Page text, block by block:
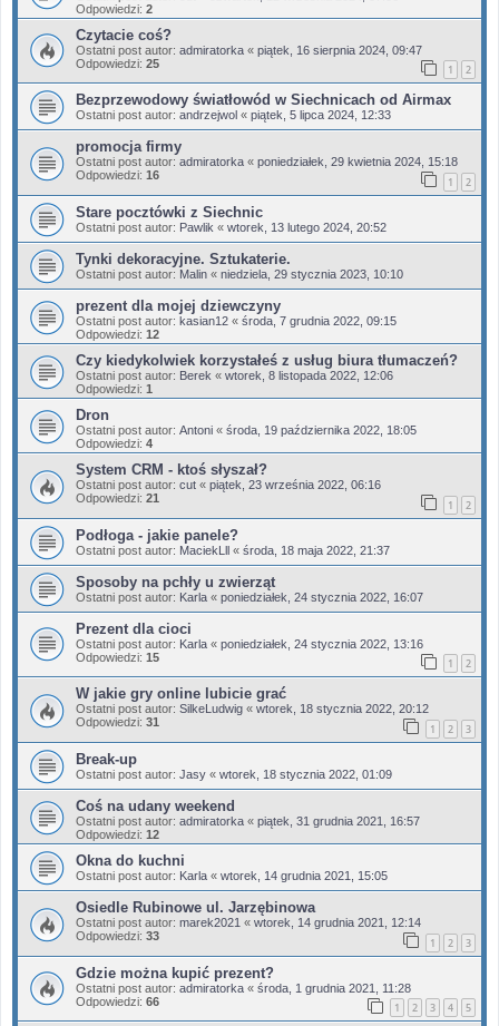
Odpowiedzi: 2
Czytacie coś?
Ostatni post autor: admiratorka « piątek, 16 sierpnia 2024, 09:47
Odpowiedzi: 25 1 2
Bezprzewodowy światłowód w Siechnicach od Airmax
Ostatni post autor: andrzejwol « piątek, 5 lipca 2024, 12:33
promocja firmy
Ostatni post autor: admiratorka « poniedziałek, 29 kwietnia 2024, 15:18
Odpowiedzi: 16 1 2
Stare pocztówki z Siechnic
Ostatni post autor: Pawlik « wtorek, 13 lutego 2024, 20:52
Tynki dekoracyjne. Sztukaterie.
Ostatni post autor: Malin « niedziela, 29 stycznia 2023, 10:10
prezent dla mojej dziewczyny
Ostatni post autor: kasian12 « środa, 7 grudnia 2022, 09:15
Odpowiedzi: 12
Czy kiedykolwiek korzystałeś z usług biura tłumaczeń?
Ostatni post autor: Berek « wtorek, 8 listopada 2022, 12:06
Odpowiedzi: 1
Dron
Ostatni post autor: Antoni « środa, 19 października 2022, 18:05
Odpowiedzi: 4
System CRM - ktoś słyszał?
Ostatni post autor: cut « piątek, 23 września 2022, 06:16
Odpowiedzi: 21 1 2
Podłoga - jakie panele?
Ostatni post autor: MaciekLll « środa, 18 maja 2022, 21:37
Sposoby na pchły u zwierząt
Ostatni post autor: Karla « poniedziałek, 24 stycznia 2022, 16:07
Prezent dla cioci
Ostatni post autor: Karla « poniedziałek, 24 stycznia 2022, 13:16
Odpowiedzi: 15 1 2
W jakie gry online lubicie grać
Ostatni post autor: SilkeLudwig « wtorek, 18 stycznia 2022, 20:12
Odpowiedzi: 31 1 2 3
Break-up
Ostatni post autor: Jasy « wtorek, 18 stycznia 2022, 01:09
Coś na udany weekend
Ostatni post autor: admiratorka « piątek, 31 grudnia 2021, 16:57
Odpowiedzi: 12
Okna do kuchni
Ostatni post autor: Karla « wtorek, 14 grudnia 2021, 15:05
Osiedle Rubinowe ul. Jarzębinowa
Ostatni post autor: marek2021 « wtorek, 14 grudnia 2021, 12:14
Odpowiedzi: 33 1 2 3
Gdzie można kupić prezent?
Ostatni post autor: admiratorka « środa, 1 grudnia 2021, 11:28
Odpowiedzi: 66 1 2 3 4 5